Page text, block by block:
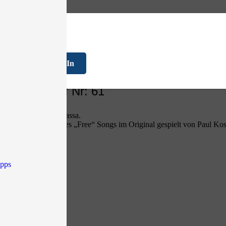
Log In
– Riff Nr: 61
von Joe Bonamassa.
ist ein Cover eines „Free“ Songs im Original gespielt von Paul